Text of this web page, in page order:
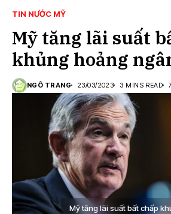
TIN NƯỚC MỸ
Mỹ tăng lãi suất
khủng hoảng
NGÔ TRANG 23/03/2023 3 MINS READ
Mỹ tăng lãi suất bất chấp